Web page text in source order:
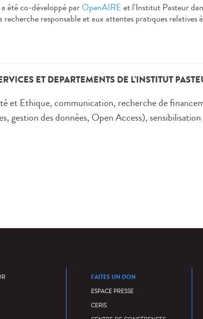
été co-développé parOpenAIREet l'Institut Pasteur
recherche responsable et aux attentes pratiques
ET DEPARTEMENTS DE L'INSTITUT
et Ethique, communication, recherche de
gestion des données, Open Access),
FAITES UN DON
ESPACE PRESSE
CERIS